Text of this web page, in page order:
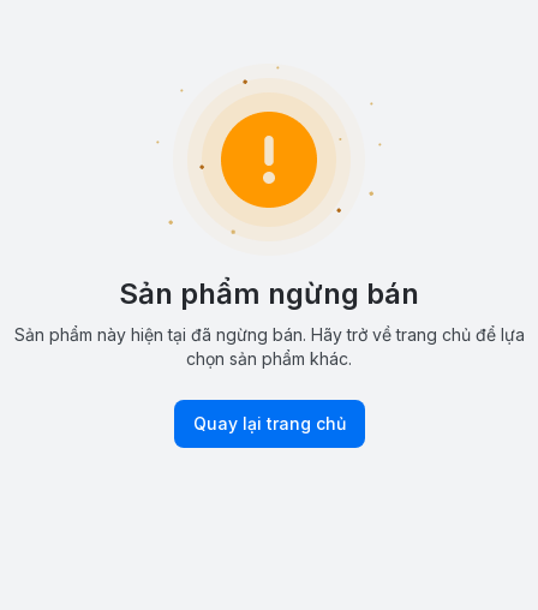
Sản phẩm ngừng bán
Sản phẩm này hiện tại đã ngừng bán. Hãy trở về trang chủ để lựa
chọn sản phẩm khác.
Quay lại trang chủ